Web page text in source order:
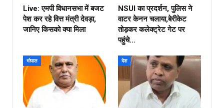
Live: एमपी विधानसभा में बजट
पेश कर रहे वित्त मंत्री देवड़ा,
जानिए किसको क्या मिला
NSUI का प्रदर्शन, पुलिस ने
वाटर केनन चलाया,बेरीकेट
तोड़कर कलेक्ट्रेट गेट पर
पहुंचे…
भोपाल देश